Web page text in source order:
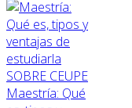
SOBRE CEUPE
Maestría: Qué